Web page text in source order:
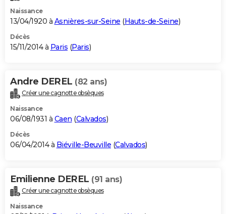
Naissance
13/04/1920 à Asnières-sur-Seine (Hauts-de-Seine)
Décès
15/11/2014 à Paris (Paris)
Andre DEREL (82 ans)
Créer une cagnotte obsèques
Naissance
06/08/1931 à Caen (Calvados)
Décès
06/04/2014 à Biéville-Beuville (Calvados)
Emilienne DEREL (91 ans)
Créer une cagnotte obsèques
Naissance